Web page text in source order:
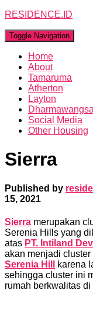
RESIDENCE.ID
Toggle Navigation
Home
About
Tamaruma
Atherton
Layton
Social Media
Other Housing
Sierra
Published by
15, 2021
Sierra merupakan
Serenia Hills yang
atas PT. Intiland
akan menjadi
Serenia Hill
karena
sehingga cluster ini
rumah berkwalitas